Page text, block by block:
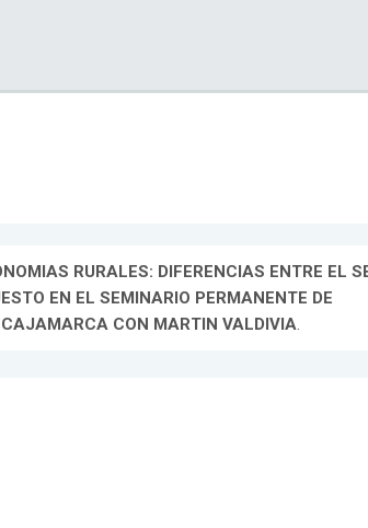
RURALES: DIFERENCIAS ENTRE EL
EN EL SEMINARIO PERMANENTE DE
CON MARTIN VALDIVIA.